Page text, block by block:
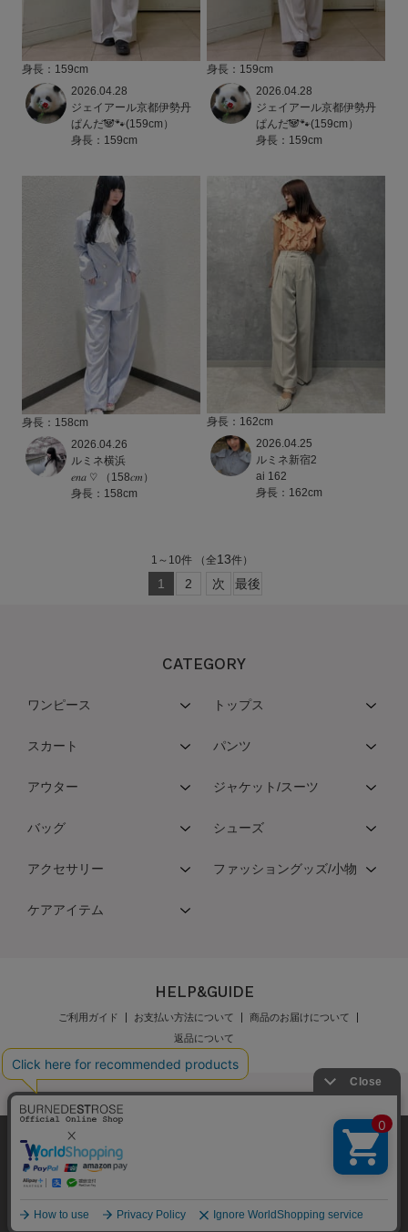
身長：159cm
2026.04.28
ジェイアール京都伊勢丹
ぱんだ🐼🐾(159cm）
身長：159cm
身長：159cm
2026.04.28
ジェイアール京都伊勢丹
ぱんだ🐼🐾(159cm）
身長：159cm
身長：158cm
2026.04.26
ルミネ横浜
𝑒𝑛𝑎 ♡ （158𝑐𝑚）
身長：158cm
身長：162cm
2026.04.25
ルミネ新宿2
ai 162
身長：162cm
1 ～ 10件 （全13件）
1 2 次 最後
CATEGORY
ワンピース トップス
スカート パンツ
アウター ジャケット/スーツ
バッグ シューズ
アクセサリー ファッショングッズ/小物
ケアアイテム
HELP&GUIDE
ご利用ガイド お支払い方法について
商品のお届けについて
返品について
メンバーズポイントプログラム規約
特定商取引法に基づく表示
個人情報保護指針
Copyright © BURNEDESTROSE Japan Limited All Rights Reserved.
弊社はCookieを利用し、Webの利便性向上に努め
ております。「承諾する」をクリックしていただ
くと、お客様に最適な内容を提供することが可能
ご覧ください。
承諾する